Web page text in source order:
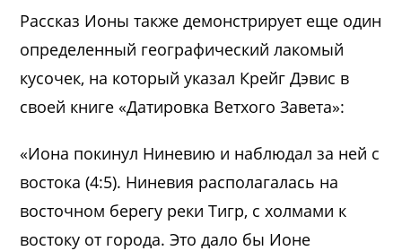
Рассказ Ионы также демонстрирует еще один
определенный географический лакомый
кусочек, на который указал Крейг Дэвис в
своей книге «Датировка Ветхого Завета»:
«Иона покинул Ниневию и наблюдал за ней с
востока (4:5). Ниневия располагалась на
восточном берегу реки Тигр, с холмами к
востоку от города. Это дало бы Ионе